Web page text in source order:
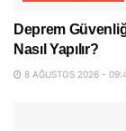
Deprem
Nasıl Yapılır?
8 AĞUSTOS 2026 -